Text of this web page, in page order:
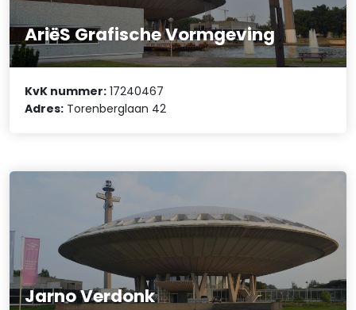
AriëS Grafische Vormgeving
KvK nummer: 17240467
Adres: Torenberglaan 42
Jarno Verdonk